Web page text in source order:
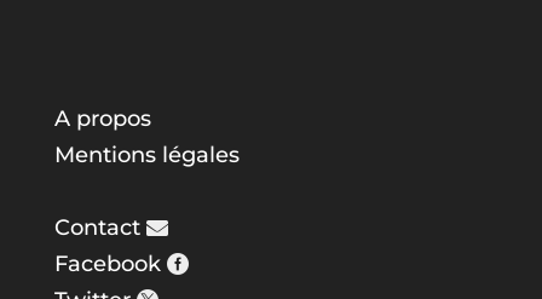
A propos
Mentions légales
Contact
Facebook